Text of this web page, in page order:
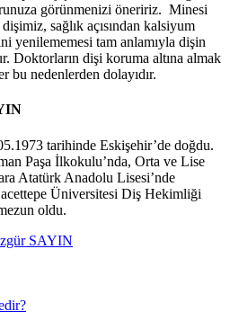
görünmenizi öneririz. Minesi
sağlık açısından kalsiyum
yenilememesi tam anlamıyla dişin
Doktorların dişi koruma altına almak
bu nedenlerden dolayıdır.
tarihinde Eskişehir’de doğdu.
Paşa İlkokulu’nda, Orta ve Lise
Atatürk Anadolu Lisesi’nde
Üniversitesi Diş Hekimliği
oldu.
SAYIN